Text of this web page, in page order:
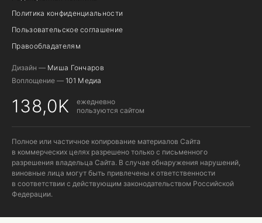
Политика конфиденциальности
Пользовательское соглашение
Правообладателям
Дизайн — Миша Гончаров
Воплощение — 101 Медиа
138,0K
ежедневно
пользуются сайтом
Полное или частичное копирование материалов Сайта
в коммерческих целях разрешено только с письменного
разрешения владельца Сайта. В случае обнаружения нарушений,
виновные лица могут быть привлечены к ответственности
в соответствии с действующим законодательством Российской
Федерации.